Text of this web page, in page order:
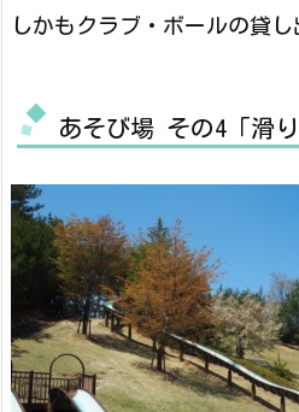
しかもクラブ・ボールの貸し
あそび場 その4「滑り